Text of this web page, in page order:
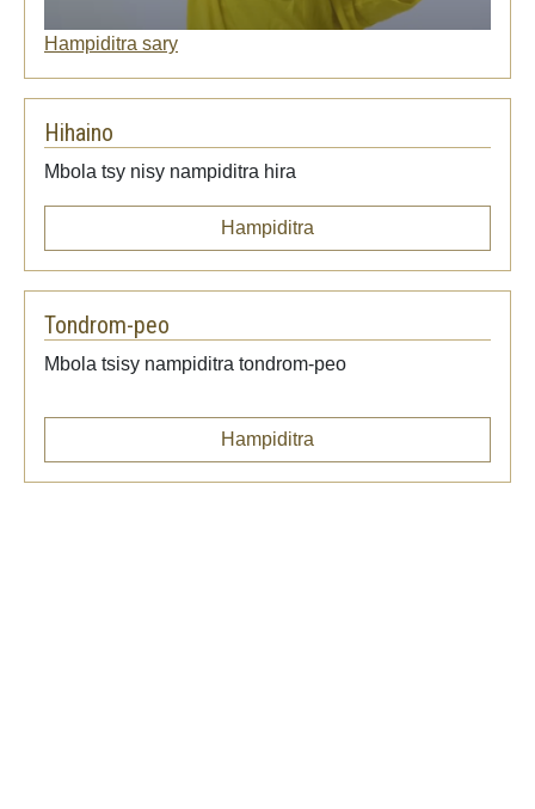
Hampiditra sary
Hihaino
Mbola tsy nisy nampiditra hira
Hampiditra
Tondrom-peo
Mbola tsisy nampiditra tondrom-peo
Hampiditra